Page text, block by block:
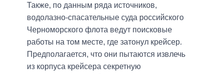
Также, по данным ряда источников,
водолазно-спасательные суда российского
Черноморского флота ведут поисковые
работы на том месте, где затонул крейсер.
Предполагается, что они пытаются извлечь
из корпуса крейсера секретную